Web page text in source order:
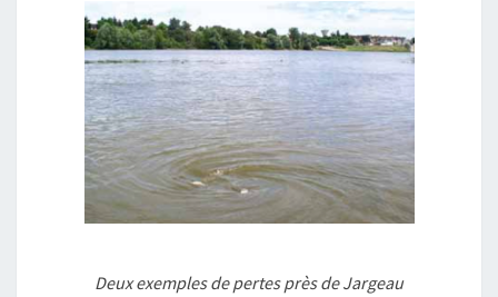
Deux exemples de pertes près de Jargeau